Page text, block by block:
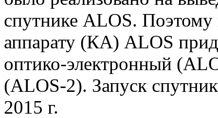
спутнике ALOS.
аппарату (КА) ALOS
оптико-электронный
(ALOS-2). Запуск
2015 г.